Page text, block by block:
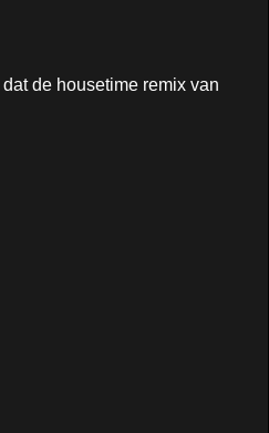
de housetime remix van